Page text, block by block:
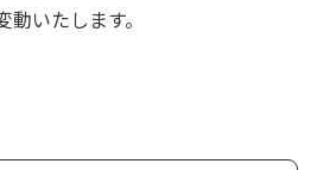
いたします。